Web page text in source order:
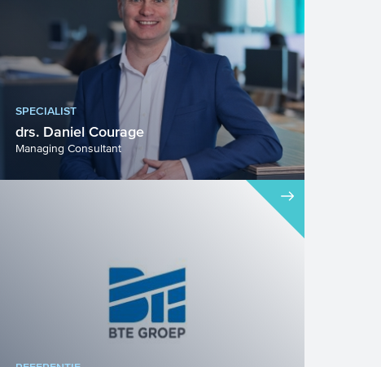
SPECIALIST
drs. Daniel Courage
Managing Consultant